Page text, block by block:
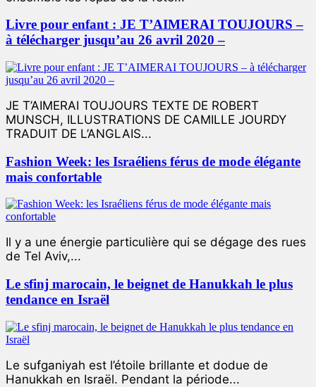
Livre pour enfant : JE T’AIMERAI TOUJOURS –
à télécharger jusqu’au 26 avril 2020 –
JE T’AIMERAI TOUJOURS TEXTE DE ROBERT
MUNSCH, ILLUSTRATIONS DE CAMILLE JOURDY
TRADUIT DE L’ANGLAIS...
Fashion Week: les Israéliens férus de mode élégante
mais confortable
Il y a une énergie particulière qui se dégage des rues
de Tel Aviv,...
Le sfinj marocain, le beignet de Hanukkah le plus
tendance en Israël
Le sufganiyah est l’étoile brillante et dodue de
Hanukkah en Israël. Pendant la période...